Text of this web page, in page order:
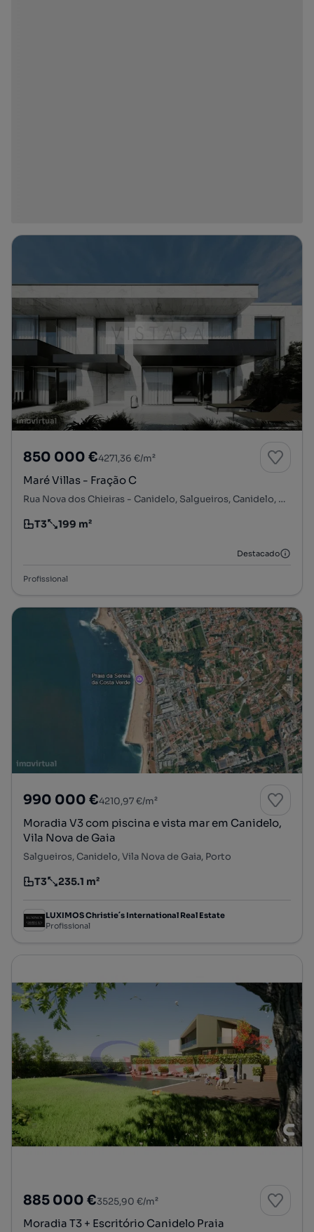
850 000 €4271,36 €/m²
Maré Villas - Fração C
Rua Nova dos Chieiras - Canidelo, Salgueiros, Canidelo, Vila Nova de Gaia, Porto
Tipologia
T3
Preço por metro quadrado
199 m²
Destacado
Profissional
990 000 €4210,97 €/m²
Moradia V3 com piscina e vista mar em Canidelo,
Vila Nova de Gaia
Salgueiros, Canidelo, Vila Nova de Gaia, Porto
Tipologia
T3
Preço por metro quadrado
235.1 m²
LUXIMOS Christie´s International Real Estate
Profissional
885 000 €3525,90 €/m²
Moradia T3 + Escritório Canidelo Praia